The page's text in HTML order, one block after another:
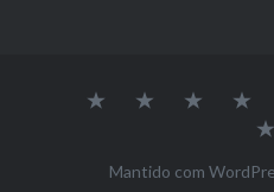
Sobre Música Poesia
Mantido com